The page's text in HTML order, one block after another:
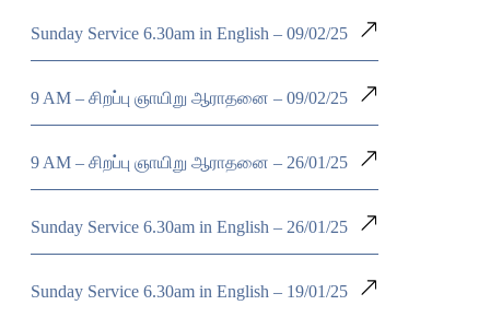
Sunday Service 6.30am in English – 09/02/25
9 AM – சிறப்பு ஞாயிறு ஆராதனை – 09/02/25
9 AM – சிறப்பு ஞாயிறு ஆராதனை – 26/01/25
Sunday Service 6.30am in English – 26/01/25
Sunday Service 6.30am in English – 19/01/25